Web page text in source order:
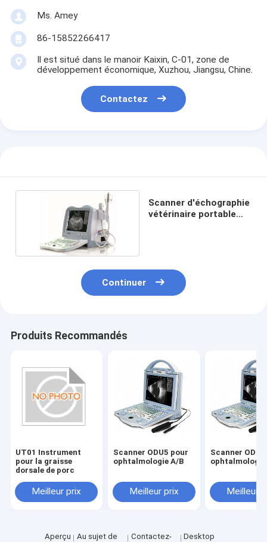
Ms. Amey
86-15852266417
Il est situé dans le manoir Kaixin, C-01, zone de
développement économique, Xuzhou, Jiangsu, Chine.
Contactez
Scanner d'échographie
vétérinaire portable
Continuer
Produits Recommandés
UT01 Instrument
pour la graisse
dorsale de porc
Meilleur prix
Scanner ODU5 pour
ophtalmologie A/B
Meilleur prix
Scanner
ophtalmologie
Meilleur
Aperçu
Au sujet de
Contactez-
Desktop